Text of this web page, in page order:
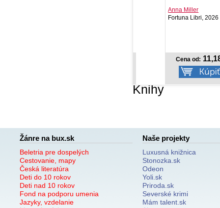
Fortuna Libri, 2026
11,18 €
Knihy
Žánre na bux.sk
Beletria pre dospelých
Cestovanie, mapy
Česká literatúra
Deti do 10 rokov
Deti nad 10 rokov
Fond na podporu umenia
Jazyky, vzdelanie
Naše projekty
Luxusná knižnica
Stonozka.sk
Odeon
Yoli.sk
Priroda.sk
Severské krimi
Mám talent.sk